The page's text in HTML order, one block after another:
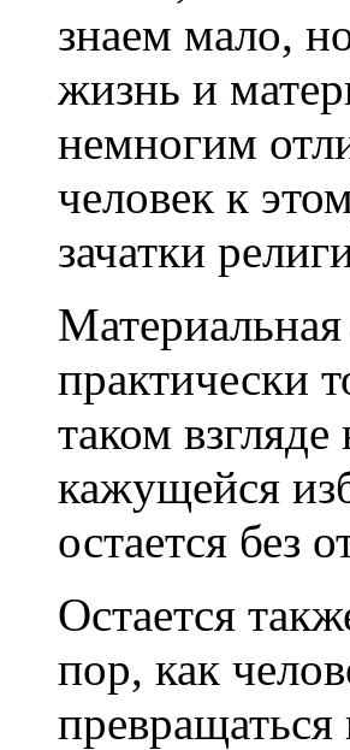
знаем мало,
жизнь и
немногим
человек к
зачатки
практически
таком
кажущейся
остается без
Остается
пор, как
превращаться